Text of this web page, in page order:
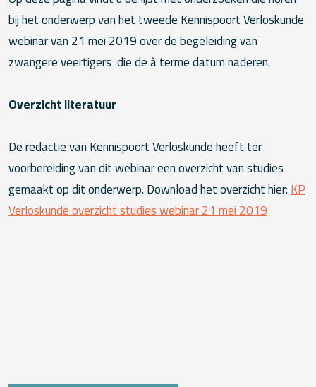
bij het onderwerp van het tweede Kennispoort Verloskunde
webinar van 21 mei 2019 over de begeleiding van
zwangere veertigers die de à terme datum naderen.
Overzicht literatuur
De redactie van Kennispoort Verloskunde heeft ter
voorbereiding van dit webinar een overzicht van studies
gemaakt op dit onderwerp. Download het overzicht hier:KP
Verloskunde overzicht studies webinar 21 mei 2019